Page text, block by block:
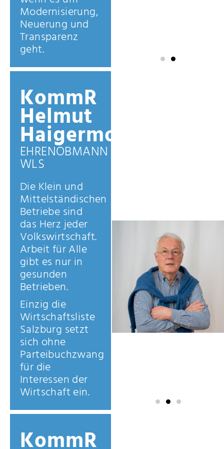
Modernisierung,
Neuerung und
Transparenz
geht.
KommR
Helmut
Haigermoser
EHRENOBMANN
WLS
Die Klein und
Mittelständischen
Betriebe sind
das Herz jeder
Volkswirtschaft.
Arbeit für Alle
gibt es nur in
gesunden
Betrieben.
Einzig die
Wirtschaftsliste
Salzburg setzt
sich ohne
Parteibuchzwang
für die
Interessen der
Wirtschaft ein.